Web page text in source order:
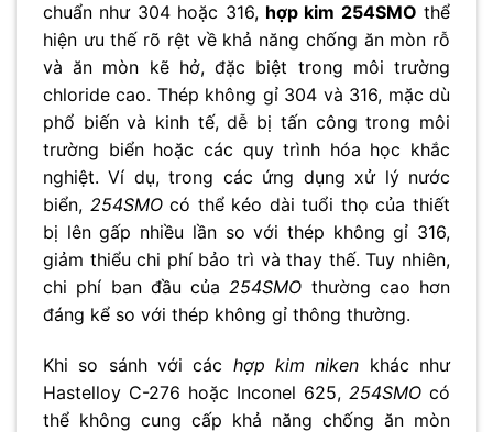
chuẩn như 304 hoặc 316, hợp kim 254SMO thể
hiện ưu thế rõ rệt về khả năng chống ăn mòn rỗ
và ăn mòn kẽ hở, đặc biệt trong môi trường
chloride cao. Thép không gỉ 304 và 316, mặc dù
phổ biến và kinh tế, dễ bị tấn công trong môi
trường biển hoặc các quy trình hóa học khắc
nghiệt. Ví dụ, trong các ứng dụng xử lý nước
biển, 254SMOcó thể kéo dài tuổi thọ của thiết
bị lên gấp nhiều lần so với thép không gỉ 316,
giảm thiểu chi phí bảo trì và thay thế. Tuy nhiên,
chi phí ban đầu của254SMO thường cao hơn
đáng kể so với thép không gỉ thông thường.
Khi so sánh với các hợp kim niken khác như
Hastelloy C-276 hoặc Inconel 625, 254SMO có
thể không cung cấp khả năng chống ăn mòn